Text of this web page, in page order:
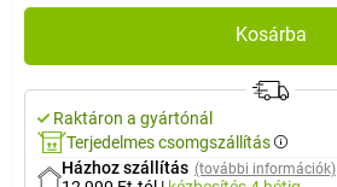
Kosárba
Raktáron a gyártónál
Terjedelmes csomgszállítás
Házhoz szállítás (további információk)